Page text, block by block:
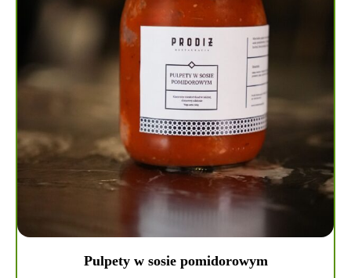
Pulpety w sosie pomidorowym